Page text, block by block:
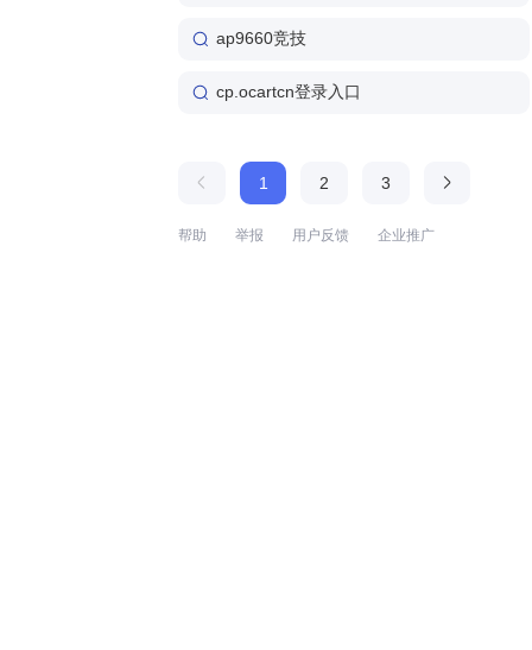
ap9660竞技
cp.ocartcn登录入口
1 2 3
帮助 举报 用户反馈 企业推广